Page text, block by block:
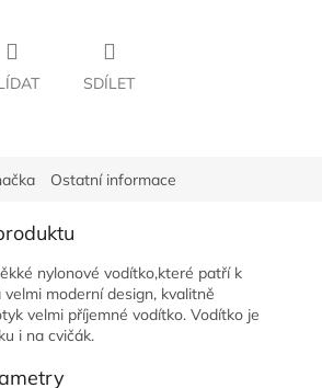
SDÍLET
Ostatní informace
nylonové vodítko,které patří k
moderní design, kvalitně
velmi příjemné vodítko. Vodítko je
i na cvičák.